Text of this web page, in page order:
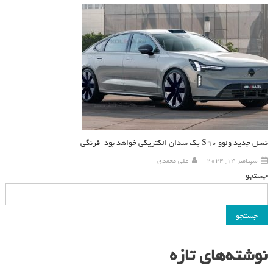
نسل جدید ولوو S90 یک سدان الکتریکی خواهد بود_فرنگی
سپتامبر 14, 2024 علی محمدی
جستجو
جستجو
نوشته‌های تازه